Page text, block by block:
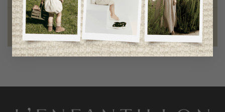
Fondation des étoiles
fiers de collaborer à une bonne cause